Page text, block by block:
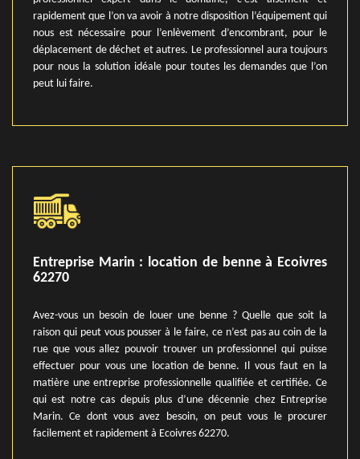
rapidement que l’on va avoir à notre disposition l’équipement qui
nous est nécessaire pour l’enlèvement d’encombrant, pour le
déplacement de déchet et autres. Le professionnel aura toujours
pour nous la solution idéale pour toutes les demandes que l’on
peut lui faire.
Entreprise Marin : location de benne à Ecoivres
62270
Avez-vous un besoin de louer une benne ? Quelle que soit la
raison qui peut vous pousser à le faire, ce n’est pas au coin de la
rue que vous allez pouvoir trouver un professionnel qui puisse
effectuer pour vous une location de benne. Il vous faut en la
matière une entreprise professionnelle qualifiée et certifiée. Ce
qui est notre cas depuis plus d’une décennie chez Entreprise
Marin. Ce dont vous avez besoin, on peut vous le procurer
facilement et rapidement à Ecoivres 62270.